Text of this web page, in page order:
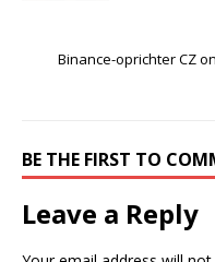
Binance-oprichter CZ
BE THE FIRST TO
Leave a Reply